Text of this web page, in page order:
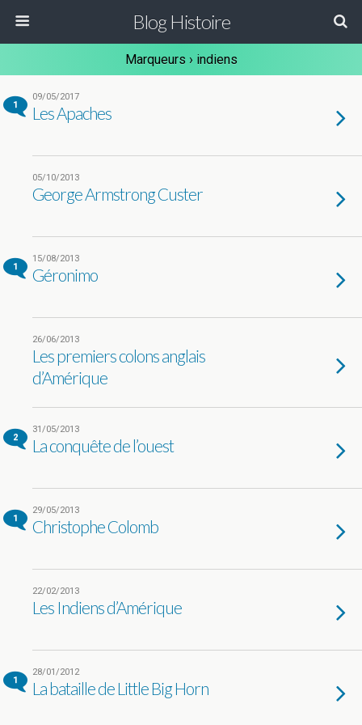
Blog Histoire
Marqueurs › indiens
1
09/05/2017
Les Apaches
05/10/2013
George Armstrong Custer
1
15/08/2013
Géronimo
26/06/2013
Les premiers colons anglais
d’Amérique
2
31/05/2013
La conquête de l’ouest
1
29/05/2013
Christophe Colomb
22/02/2013
Les Indiens d’Amérique
1
28/01/2012
La bataille de Little Big Horn